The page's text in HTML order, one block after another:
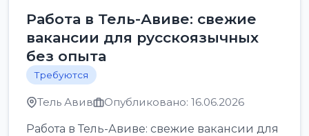
Работа в Тель-Авиве: свежие
вакансии для русскоязычных
без опыта
Требуются
Тель Авив Опубликовано: 16.06.2026
Работа в Тель-Авиве: свежие вакансии для